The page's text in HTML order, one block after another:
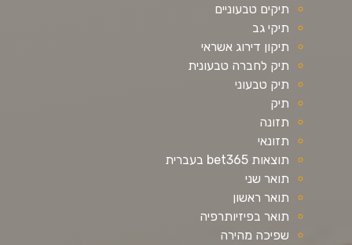
תיקים טבעוניים
תיקי גב
תיקון דירוג אשראי
תיק לחברה טבעונית
תיק טבעוני
תיק
תזונה
תזונאי
תוצאות bet365 בעברית
תואר שני
תואר ראשון
תואר בפיזיותרפיה
שפיכה מהירה